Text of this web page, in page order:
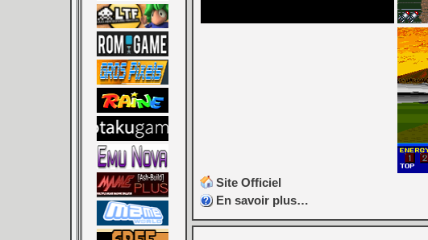
Site Officiel
En savoir plus…